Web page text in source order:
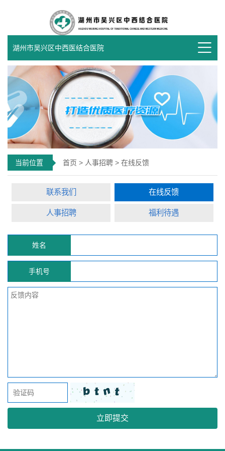
湖州市吴兴区中西医结合医院
当前位置 首页 > 人事招聘 > 在线反馈
联系我们 在线反馈
人事招聘 福利待遇
姓名
手机号